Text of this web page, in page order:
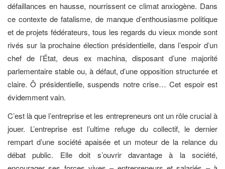
défaillances en hausse, nourrissent ce climat anxiogène. Dans
ce contexte de fatalisme, de manque d’enthousiasme politique
et de projets fédérateurs, tous les regards du vieux monde sont
rivés sur la prochaine élection présidentielle, dans l’espoir d’un
chef de l’État, deus ex machina, disposant d’une majorité
parlementaire stable ou, à défaut, d’une opposition structurée et
claire. Ô présidentielle, suspends notre crise… Cet espoir est
évidemment vain.
C’est là que l’entreprise et les entrepreneurs ont un rôle crucial à
jouer. L’entreprise est l’ultime refuge du collectif, le dernier
rempart d’une société apaisée et un moteur de la relance du
débat public. Elle doit s’ouvrir davantage à la société,